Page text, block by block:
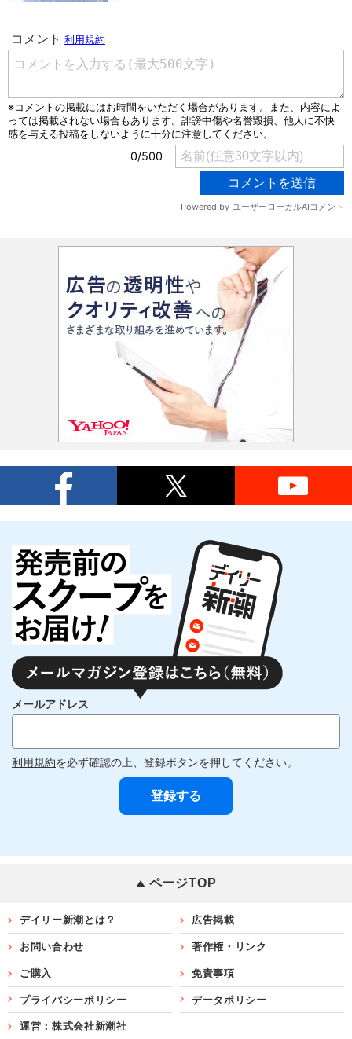
メールアドレス
利用規約を必ず確認の上、登録ボタンを押してください。
ページTOP
デイリー新潮とは？ 広告掲載
お問い合わせ 著作権・リンク
ご購入 免責事項
プライバシーポリシー データポリシー
運営：株式会社新潮社